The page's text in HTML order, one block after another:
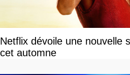
Netflix dévoile une nouvelle
cet automne